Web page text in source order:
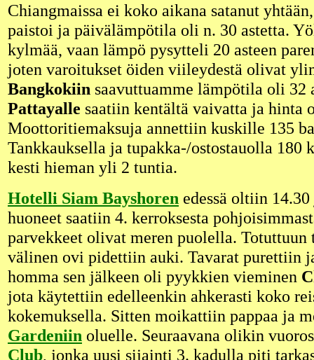
Chiangmaissa ei koko aikana satanut
paistoi ja päivälämpötila oli n. 30 astetta.
kylmää, vaan lämpö pysytteli 20 asteen
joten varoitukset öiden viileydestä olivat
Bangkokiin saavuttuamme lämpötila oli 32
Pattayalle saatiin kentältä vaivatta ja hinta
Moottoritiemaksuja annettiin kuskille 135
Tankkauksella ja tupakka-/ostostauolla 180
kesti hieman yli 2 tuntia.
Hotelli Siam Bayshoren edessä oltiin
huoneet saatiin 4. kerroksesta
parvekkeet olivat meren puolella. Totuttuun
välinen ovi pidettiin auki. Tavarat purettiin
homma sen jälkeen oli pyykkien vieminen
jota käytettiin edelleenkin ahkerasti koko
kokemuksella. Sitten moikattiin pappaa ja
Gardeniin oluelle. Seuraavana olikin
Club, jonka uusi sijainti 3. kadulla piti